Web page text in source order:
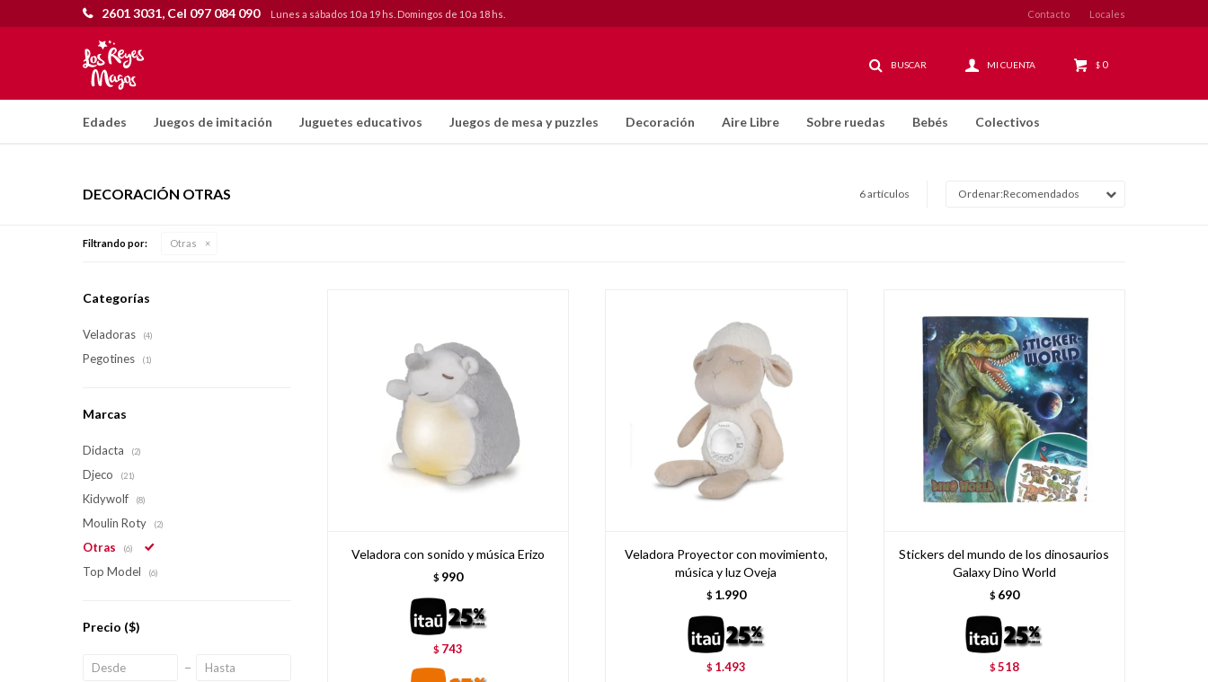
Edades Juegos de imitación Juguetes educativos Juegos de mesa y puzzles Decoración Aire Libre Sobre ruedas Bebés Colectivos
$ 0
2601 3031, Cel 097 084 090 Lunes a sábados 10 a 19 hs. Domingos de 10 a 18 hs. Contacto Locales
DECORACIÓN OTRAS 6 artículos Recomendados
Filtrando por: Otras
Veladora con sonido y música Erizo
$ 990
$ 743
Veladora Proyector con movimiento,
música y luz Oveja
$ 1.990
$ 1.493
Stickers del mundo de los dinosaurios
Galaxy Dino World
$ 690
$518
Categorías
Veladoras (4)
Pegotines (1)
Marcas
Didacta (2)
Djeco (21)
Kidywolf (8)
Moulin Roty (2)
Otras (6)
Top Model (6)
Precio ($)